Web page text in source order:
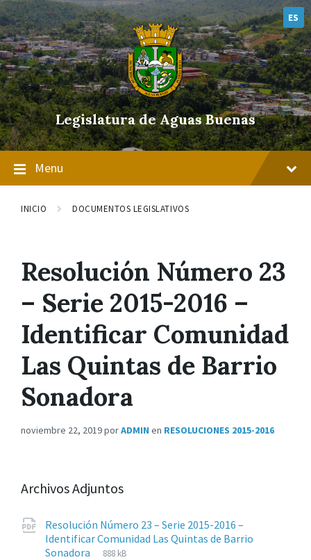
Skip
to
content
Skip
to
main
navigation
Skip
to
footer
ES
Legislatura de Aguas Buenas
Menu
INICIO DOCUMENTOS LEGISLATIVOS
Resolución Número 23
– Serie 2015-2016 –
Identificar Comunidad
Las Quintas de Barrio
Sonadora
noviembre 22, 2019porADMIN en RESOLUCIONES 2015-2016
Archivos Adjuntos
Resolución Número 23 – Serie 2015-2016 –
Identificar Comunidad Las Quintas de Barrio
Sonadora
Extensiones
pdf
Tamaño
888 kB